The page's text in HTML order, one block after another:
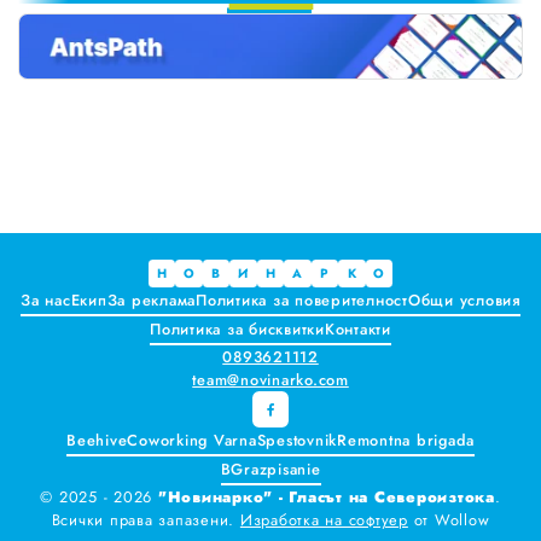
Шумен
Търговище
Добрич
Краставиците са 95% вода. Предлагат ли някакви хранителни ползи?
Как да постъпваме с близките, които не ни ценят
9
Н О В И Н А Р К О
За насЕкипЗа рекламаПолитика за поверителностОбщи условия
Политика за бисквиткиКонтакти
0893621112
team@novinarko.com
BeehiveCoworking VarnaSpestovnikRemontna brigada
BGrazpisanie
© 2025 - 2026 "Новинарко" - Гласът на Североизтока.
Всички права запазени. Изработка на софтуер от Wollow